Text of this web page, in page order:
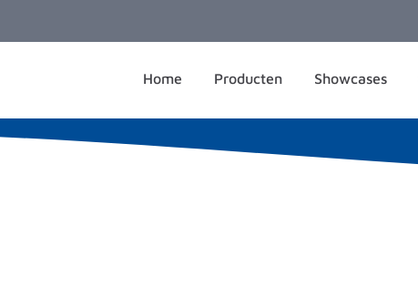
Home Producten Showcases